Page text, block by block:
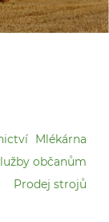
Mlékárna
občanům
Prodej strojů